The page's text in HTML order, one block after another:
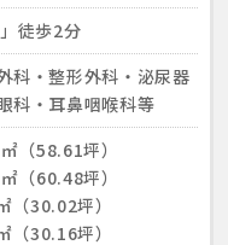
徒歩2分
科・整形外科・泌尿器
科・耳鼻咽喉科等
（58.61坪）
（60.48坪）
30.02坪）
30.16坪）